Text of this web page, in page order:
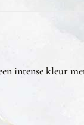
intense kleur